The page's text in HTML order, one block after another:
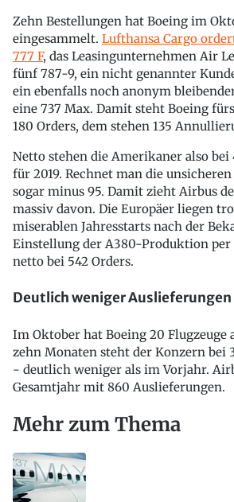
Zehn Bestellungen hat Boeing im
eingesammelt. Lufthansa Cargo
777 F, das Leasingunternehmen Air
fünf 787-9, ein nicht genannter
ein ebenfalls noch anonym
eine 737 Max. Damit steht Boeing
180 Orders, dem stehen 135
Netto stehen die Amerikaner also bei
für 2019. Rechnet man die unsicheren
sogar minus 95. Damit zieht Airbus
massiv davon. Die Europäer liegen
miserablen Jahresstarts nach der
Einstellung der A380-Produktion per
netto bei 542 Orders.
Deutlich weniger Auslieferungen
Im Oktober hat Boeing 20 Flugzeuge
zehn Monaten steht der Konzern bei
- deutlich weniger als im Vorjahr.
Gesamtjahr mit 860 Auslieferungen.
Mehr zum Thema